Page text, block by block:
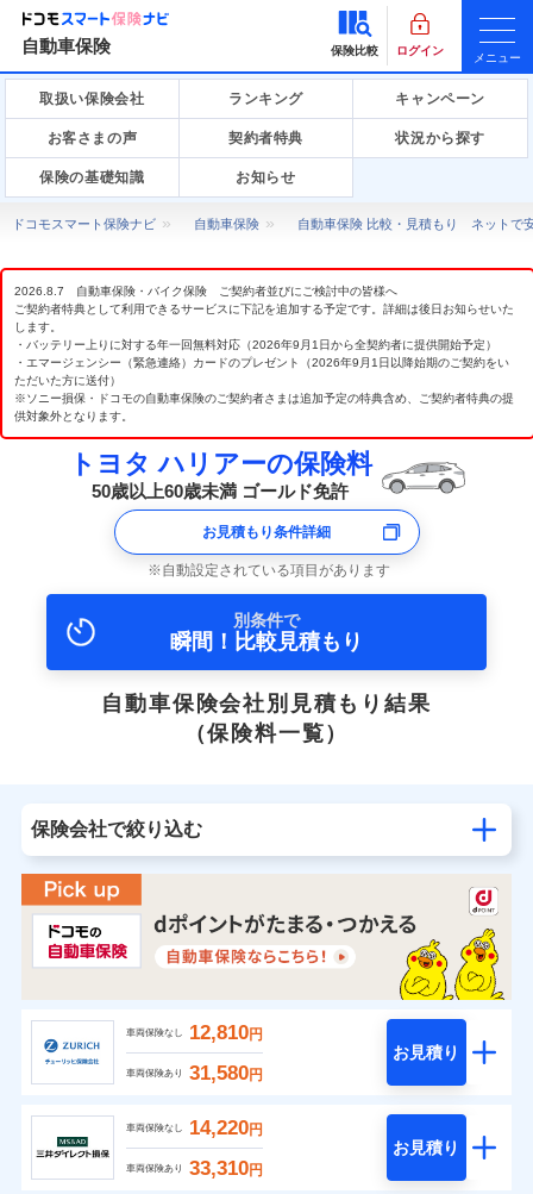
自動車保険 保険比較 ログイン
メニュー
取扱い保険会社 ランキング キャンペーン
お客さまの声 契約者特典 状況から探す
保険の基礎知識 お知らせ
ドコモスマート保険ナビ 自動車保険 自動車保険 比較・見積もり ネットで
2026.8.7 自動車保険・バイク保険 ご契約者並びにご検討中の皆様へ
ご契約者特典として利用できるサービスに下記を追加する予定です。詳細は後日お知らせいた
します。
・バッテリー上りに対する年一回無料対応（2026年9月1日から全契約者に提供開始予定）
・エマージェンシー（緊急連絡）カードのプレゼント（2026年9月1日以降始期のご契約をい
ただいた方に送付）
※ソニー損保・ドコモの自動車保険のご契約者さまは追加予定の特典含め、ご契約者特典の提
供対象外となります。
トヨタ ハリアーの保険料
50歳以上60歳未満 ゴールド免許
お見積もり条件詳細
自動設定されている項目があります
別条件で
瞬間！比較見積もり
自動車保険会社別見積もり結果
（保険料一覧）
保険会社で絞り込む
車両保険なし 12,810円
車両保険あり 31,580円
お見積り
車両保険なし 14,220円
車両保険あり 33,310円
お見積り